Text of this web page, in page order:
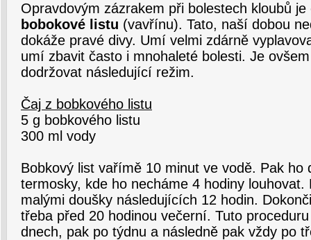
Opravdovým zázrakem při bolestech kloubů
bobokové listu (vavřínu). Tato, naší dobou
dokáže pravé divy. Umí velmi zdárně
umí zbavit často i mnohaleté bolesti. Je
dodržovat následující režim.
Čaj z bobkového listu
5 g bobkového listu
300 ml vody
Bobkový list vařímě 10 minut ve vodě. Pak ho
termosky, kde ho necháme 4 hodiny
malými doušky následujících 12 hodin.
třeba před 20 hodinou večerní. Tuto
dnech, pak po týdnu a následně pak vždy po